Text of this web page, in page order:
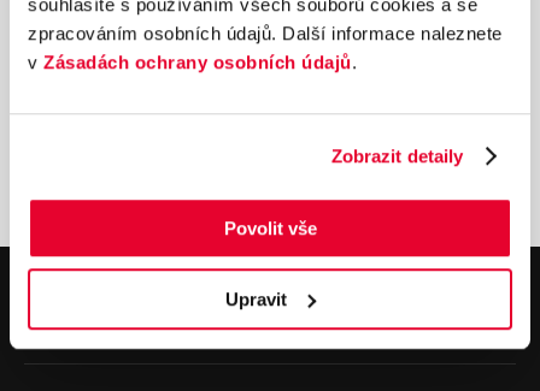
souhlasíte s používáním všech souborů cookies a se
zpracováním osobních údajů. Další informace naleznete
v Zásadách ochrany osobních údajů.
Zobrazit detaily
Povolit vše
Upravit
Diesel
Manuální
Od17 314 Kčs DPH
nebo nám napište na e-mailauto@louda.cz